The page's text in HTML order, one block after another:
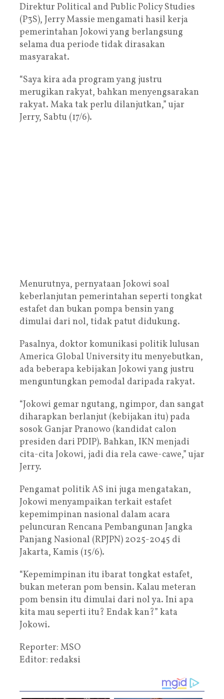
Direktur Political and Public Policy Studies
(P3S), Jerry Massie mengamati hasil kerja
pemerintahan Jokowi yang berlangsung
selama dua periode tidak dirasakan
masyarakat.
“Saya kira ada program yang justru
merugikan rakyat, bahkan menyengsarakan
rakyat. Maka tak perlu dilanjutkan,” ujar
Jerry, Sabtu (17/6).
Menurutnya, pernyataan Jokowi soal
keberlanjutan pemerintahan seperti tongkat
estafet dan bukan pompa bensin yang
dimulai dari nol, tidak patut didukung.
Pasalnya, doktor komunikasi politik lulusan
America Global University itu menyebutkan,
ada beberapa kebijakan Jokowi yang justru
menguntungkan pemodal daripada rakyat.
“Jokowi gemar ngutang, ngimpor, dan sangat
diharapkan berlanjut (kebijakan itu) pada
sosok Ganjar Pranowo (kandidat calon
presiden dari PDIP). Bahkan, IKN menjadi
cita-cita Jokowi, jadi dia rela cawe-cawe,” ujar
Jerry.
Pengamat politik AS ini juga mengatakan,
Jokowi menyampaikan terkait estafet
kepemimpinan nasional dalam acara
peluncuran Rencana Pembangunan Jangka
Panjang Nasional (RPJPN) 2025-2045 di
Jakarta, Kamis (15/6).
“Kepemimpinan itu ibarat tongkat estafet,
bukan meteran pom bensin. Kalau meteran
pom bensin itu dimulai dari nol ya. Ini apa
kita mau seperti itu? Endak kan?” kata
Jokowi.
Reporter: MSO
Editor: redaksi